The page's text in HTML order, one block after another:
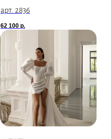
арт. 2836
62 100 р.